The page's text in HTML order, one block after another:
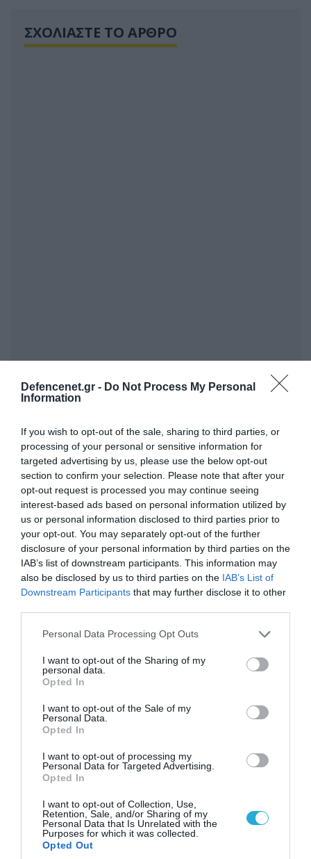
Defencenet.gr - Do Not Process My Personal
Information
If you wish to opt-out of the sale, sharing to third parties, or
processing of your personal or sensitive information for
targeted advertising by us, please use the below opt-out
section to confirm your selection. Please note that after your
opt-out request is processed you may continue seeing
interest-based ads based on personal information utilized by
us or personal information disclosed to third parties prior to
your opt-out. You may separately opt-out of the further
disclosure of your personal information by third parties on the
IAB’s list of downstream participants. This information may
also be disclosed by us to third parties on the IAB’s List of
Downstream Participants that may further disclose it to other
Please note that this website/app uses one or more Google
not limited to your visit or usage behaviour. You may click to
grant or deny consent to Google and its third-party tags to
use your data for below specified purposes in below Google
consent section.
Personal Data Processing Opt Outs
I want to opt-out of the Sharing of my
personal data.
Opted In
I want to opt-out of the Sale of my
Personal Data.
Opted In
I want to opt-out of processing my
Personal Data for Targeted Advertising.
Opted In
I want to opt-out of Collection, Use,
Retention, Sale, and/or Sharing of my
Personal Data that Is Unrelated with the
Purposes for which it was collected.
Opted Out
ΣΧΟΛΙΑΣΤΕ ΤΟ ΑΡΘΡΟ
FOCUS ON
07.08.2026 | 23:02
Ρωσική επίθεση προκάλεσε σοβαρές
ζημιές στο γήπεδο της Τσερνομόρετς
(βίντεο)
07.08.2026
βλέπει κρύο χειμώνα στο
Κίεβο: Οι Ρώσοι διέλυσαν 7
εγκαταστάσεις του ουκρανικού